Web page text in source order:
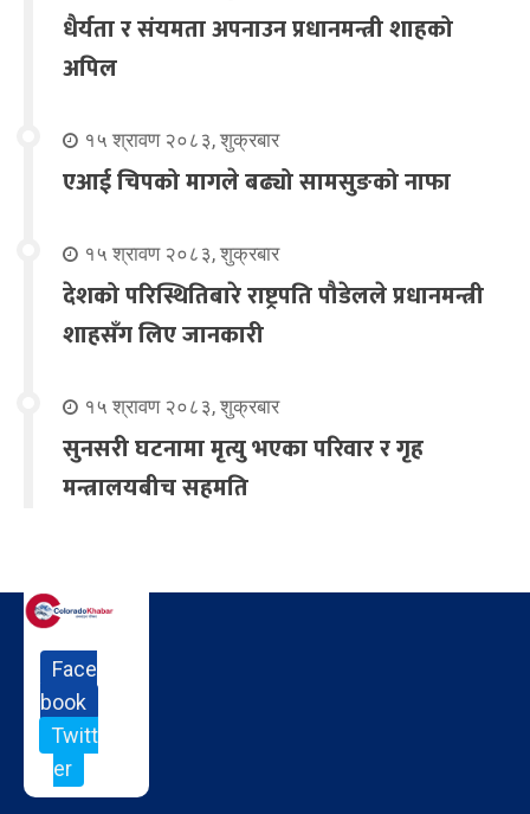
धैर्यता र संयमता अपनाउन प्रधानमन्त्री शाहको
अपिल
१५ श्रावण २०८३, शुक्रबार
एआई चिपको मागले बढ्यो सामसुङको नाफा
१५ श्रावण २०८३, शुक्रबार
देशको परिस्थितिबारे राष्ट्रपति पौडेलले प्रधानमन्त्री
शाहसँग लिए जानकारी
१५ श्रावण २०८३, शुक्रबार
सुनसरी घटनामा मृत्यु भएका परिवार र गृह
मन्त्रालयबीच सहमति
Face
book
Twitt
er